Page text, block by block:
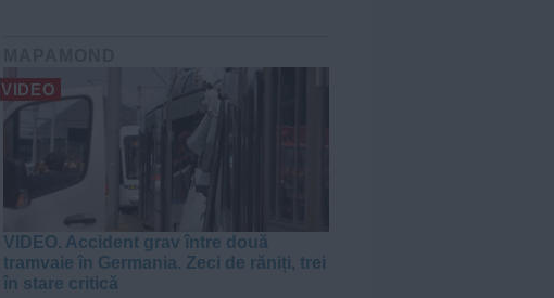
VIDEO
VIDEO. Accident grav între două
tramvaie în Germania. Zeci de răniți, trei
în stare critică